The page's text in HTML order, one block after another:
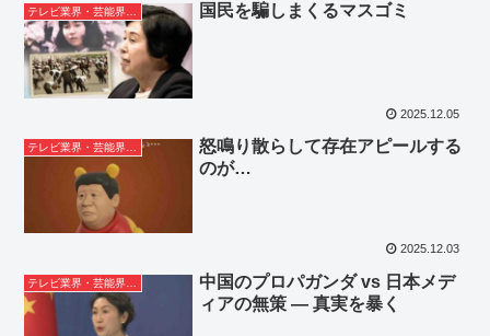
テレビ業界・芸能界ネタ 国民を騙しまくるマスゴミ
2025.12.05
怒鳴り散らして存在アピールする
のが…
2025.12.03
中国のプロパガンダ vs 日本メデ
ィアの無策 ― 真実を暴く